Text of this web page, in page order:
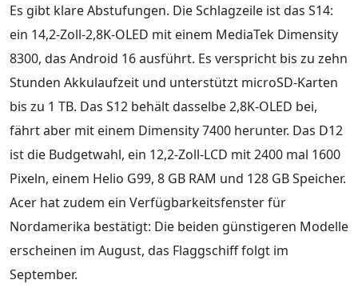
Es gibt klare Abstufungen. Die Schlagzeile ist das S14:
ein 14,2-Zoll-2,8K-OLED mit einem MediaTek Dimensity
8300, das Android 16 ausführt. Es verspricht bis zu zehn
Stunden Akkulaufzeit und unterstützt microSD-Karten
bis zu 1 TB. Das S12 behält dasselbe 2,8K-OLED bei,
fährt aber mit einem Dimensity 7400 herunter. Das D12
ist die Budgetwahl, ein 12,2-Zoll-LCD mit 2400 mal 1600
Pixeln, einem Helio G99, 8 GB RAM und 128 GB Speicher.
Acer hat zudem ein Verfügbarkeitsfenster für
Nordamerika bestätigt: Die beiden günstigeren Modelle
erscheinen im August, das Flaggschiff folgt im
September.